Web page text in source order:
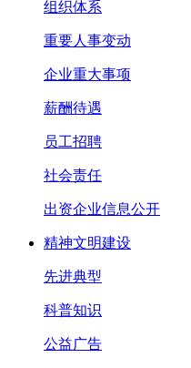
组织体系
重要人事变动
企业重大事项
薪酬待遇
员工招聘
社会责任
出资企业信息公开
精神文明建设
先进典型
科普知识
公益广告